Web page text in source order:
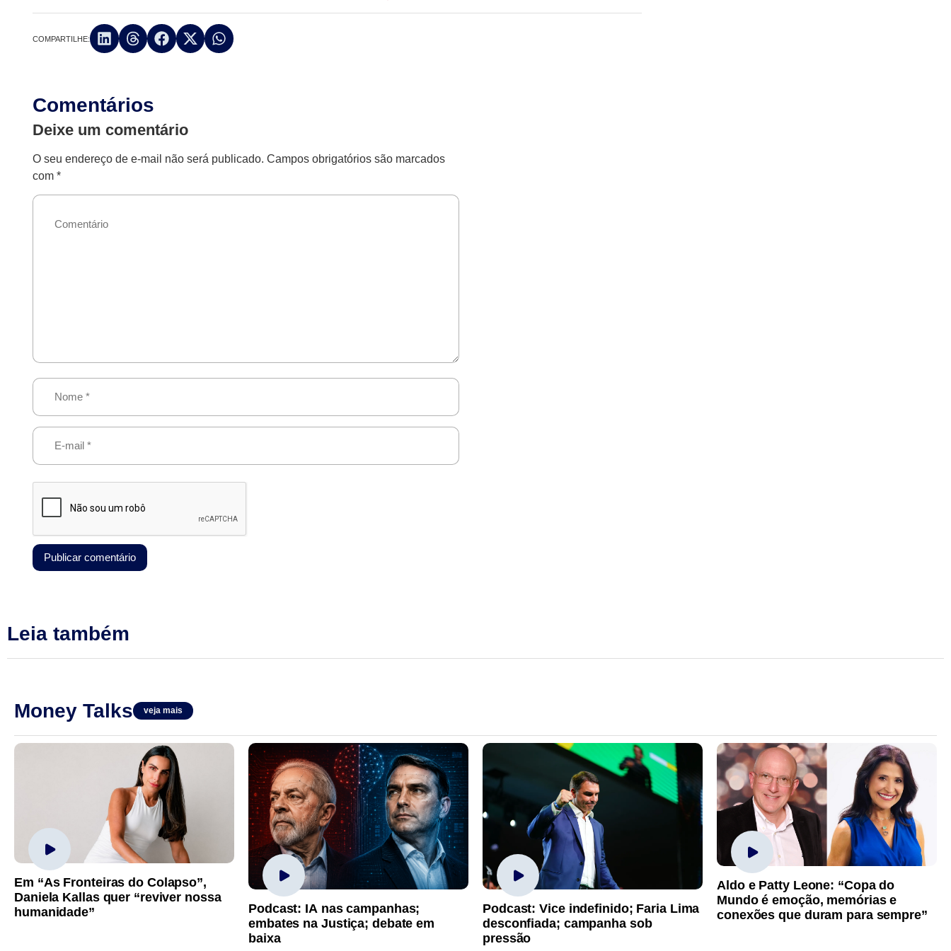
COMPARTILHE:
Comentários
Deixe um comentário
O seu endereço de e-mail não será publicado. Campos obrigatórios são marcados
com*
Leia também
Money Talks veja mais
Em “As Fronteiras do Colapso”,
Daniela Kallas quer “reviver nossa
humanidade”
Podcast: IA nas campanhas;
embates na Justiça; debate em
baixa
Podcast: Vice indefinido; Faria Lima
desconfiada; campanha sob
pressão
Aldo e Patty Leone: “Copa do
Mundo é emoção, memórias e
conexões que duram para sempre”